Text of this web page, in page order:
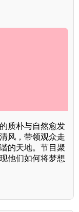
质朴与自然愈发
风，带领观众走
的天地。节目聚
他们如何将梦想